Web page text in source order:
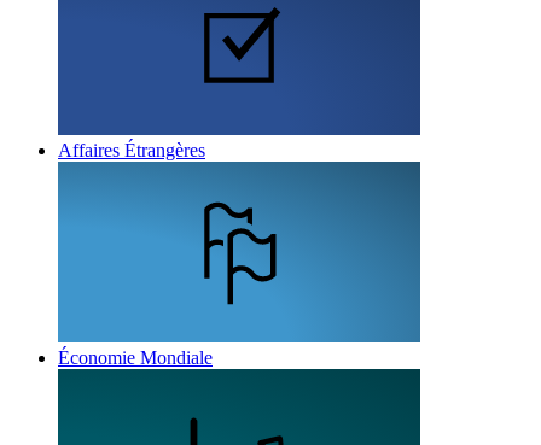
Affaires Étrangères
Économie Mondiale